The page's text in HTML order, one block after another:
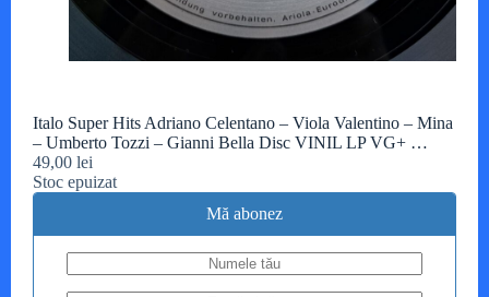
Italo Super Hits Adriano Celentano – Viola Valentino – Mina
– Umberto Tozzi – Gianni Bella Disc VINIL LP VG+ …
49,00 lei
Stoc epuizat
Mă abonez